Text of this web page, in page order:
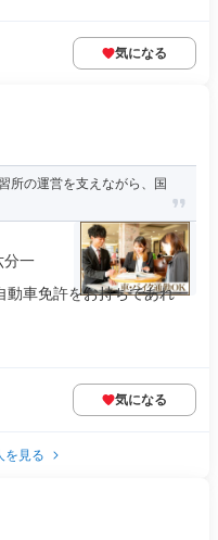
気になる
所の運営を支えながら、国
分一
動車免許をお持ちであれ
気になる
を見る